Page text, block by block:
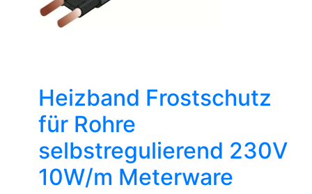
Heizband Frostschutz
für Rohre
selbstregulierend 230V
10W/m Meterware